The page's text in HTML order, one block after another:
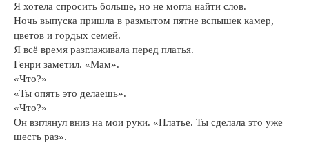
Я хотела спросить больше, но не могла найти слов.
Ночь выпуска пришла в размытом пятне вспышек камер,
цветов и гордых семей.
Я всё время разглаживала перед платья.
Генри заметил. «Мам».
«Что?»
«Ты опять это делаешь».
«Что?»
Он взглянул вниз на мои руки. «Платье. Ты сделала это уже
шесть раз».